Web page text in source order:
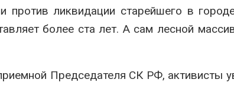
против ликвидации старейшего в
более ста лет. А сам лесной
Председателя СК РФ, активисты
ограничивает загрузку
судов из-за дефицита
пресной воды
В китайской провинции
Шэньси из-за паводков